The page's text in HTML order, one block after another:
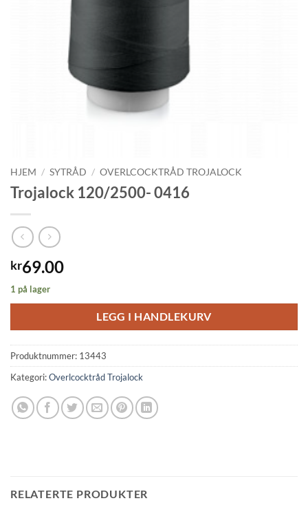
HJEM / SYTRÅD / OVERLCOCKTRÅD TROJALOCK
Trojalock 120/2500- 0416
kr69.00
1 på lager
LEGG I HANDLEKURV
Produktnummer: 13443
Kategori:Overlcocktråd Trojalock
RELATERTE PRODUKTER